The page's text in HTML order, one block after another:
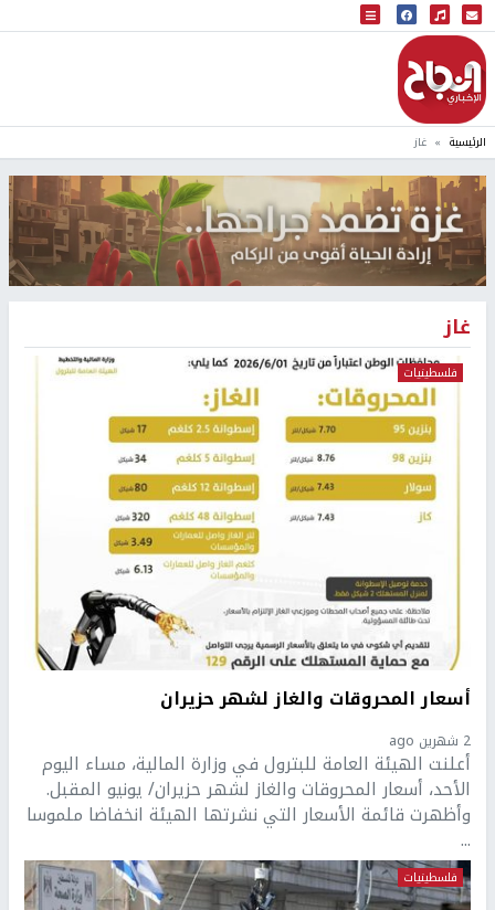
البث المباشر
إذاعة النجاح
الرئيسية غاز
غاز
فلسطينيات
أسعار المحروقات والغاز لشهر حزيران
2 شهرين ago
أعلنت الهيئة العامة للبترول في وزارة المالية، مساء اليوم
الأحد، أسعار المحروقات والغاز لشهر حزيران/ يونيو المقبل.
وأظهرت قائمة الأسعار التي نشرتها الهيئة انخفاضا ملموسا
...
فلسطينيات